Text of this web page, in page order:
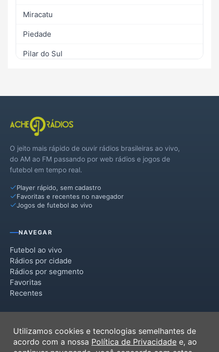
Miracatu
Piedade
Pilar do Sul
Votorantim
O jeito mais rápido de ouvir rádios brasileiras ao vivo,
do AM ao FM passando por web rádios e jogos de
futebol em tempo real.
Player rápido, sem cadastro
Favoritas e recentes no navegador
Jogos de futebol ao vivo
NAVEGAR
Futebol ao vivo
Rádios por cidade
Rádios por segmento
Favoritas
Recentes
Termos de Uso
Política de Privacidade
Utilizamos cookies e tecnologias semelhantes de
acordo com a nossa Política de Privacidade e, ao